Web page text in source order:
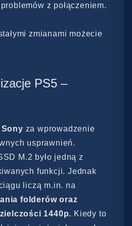
z połączeniem.
zmianami możecie
PS5 –
za wprowadzenie
usprawnień.
M.2 było jedną z
funkcji. Jednak
liczą m.in. na
folderów oraz
1440p. Kiedy to